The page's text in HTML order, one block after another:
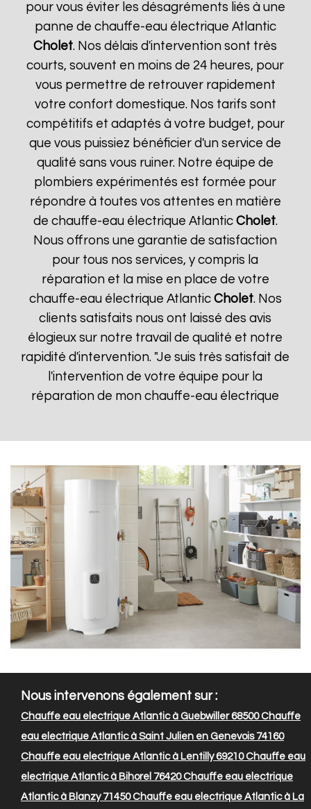
pour vous éviter les désagréments liés à une
panne de chauffe-eau électrique Atlantic
Cholet. Nos délais d'intervention sont très
courts, souvent en moins de 24 heures, pour
vous permettre de retrouver rapidement
votre confort domestique. Nos tarifs sont
compétitifs et adaptés à votre budget, pour
que vous puissiez bénéficier d'un service de
qualité sans vous ruiner. Notre équipe de
plombiers expérimentés est formée pour
répondre à toutes vos attentes en matière
de chauffe-eau électrique Atlantic Cholet.
Nous offrons une garantie de satisfaction
pour tous nos services, y compris la
réparation et la mise en place de votre
chauffe-eau électrique Atlantic Cholet. Nos
clients satisfaits nous ont laissé des avis
élogieux sur notre travail de qualité et notre
rapidité d'intervention. "Je suis très satisfait de
l'intervention de votre équipe pour la
réparation de mon chauffe-eau électrique
Nous intervenons également sur :
Chauffe eau electrique Atlantic à Guebwiller 68500Chauffe
eau electrique Atlantic à Saint Julien en Genevois 74160
Chauffe eau electrique Atlantic à Lentilly 69210Chauffe eau
electrique Atlantic à Bihorel 76420Chauffe eau electrique
Atlantic à Blanzy 71450Chauffe eau electrique Atlantic à La